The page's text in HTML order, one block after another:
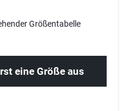
Größentabelle
eine Größe aus